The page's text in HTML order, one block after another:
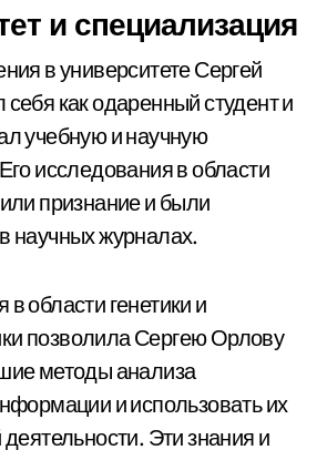
и специализация
в университете Сергей
как одаренный студент и
учебную и научную
исследования в области
признание и были
научных журналах.
области генетики и
позволила Сергею Орлову
методы анализа
и использовать их
деятельности. Эти знания и